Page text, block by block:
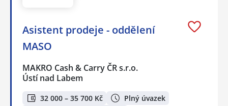
Asistent prodeje - oddělení
MASO
MAKRO Cash & Carry ČR s.r.o.
Ústí nad Labem
32 000 – 35 700 Kč
Plný úvazek